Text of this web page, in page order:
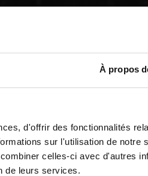
À propos
d'offrir des fonctionnalités
sur l'utilisation de notre
celles-ci avec d'autres
de leurs services.